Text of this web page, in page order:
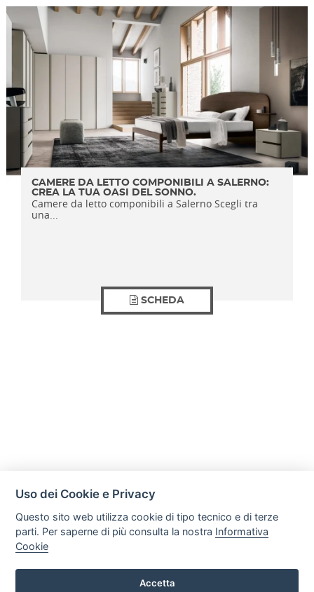
CAMERE DA LETTO COMPONIBILI A SALERNO:
CREA LA TUA OASI DEL SONNO.
Camere da letto componibili a Salerno Scegli tra
una...
SCHEDA
Mobili Di Palma
Via di Ogliara 89, 84135, Salerno
Uso dei Cookie e Privacy
Questo sito web utilizza cookie di tipo tecnico e di terze
parti. Per saperne di più consulta la nostra Informativa
Cookie
Accetta